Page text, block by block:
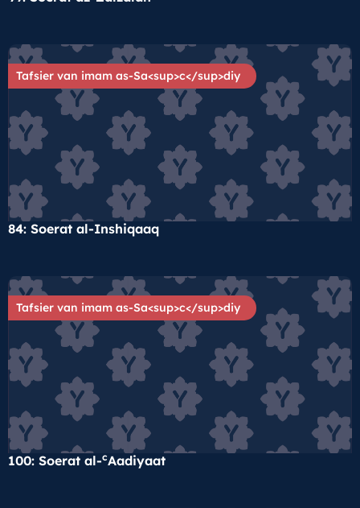
Tafsier van imam as-Sa<sup>c</sup>diy
84: Soerat al-Inshiqaaq
Tafsier van imam as-Sa<sup>c</sup>diy
100: Soerat al-cAadiyaat